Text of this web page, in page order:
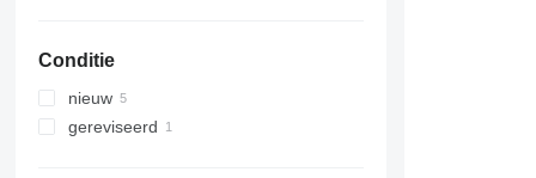
Conditie
nieuw
gereviseerd